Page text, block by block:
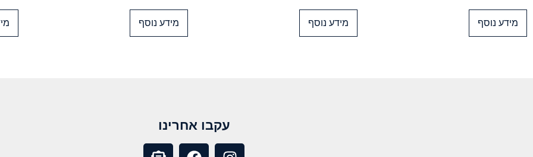
מידע נוסף מידע נוסף מידע נוסף
עקבו אחרינו